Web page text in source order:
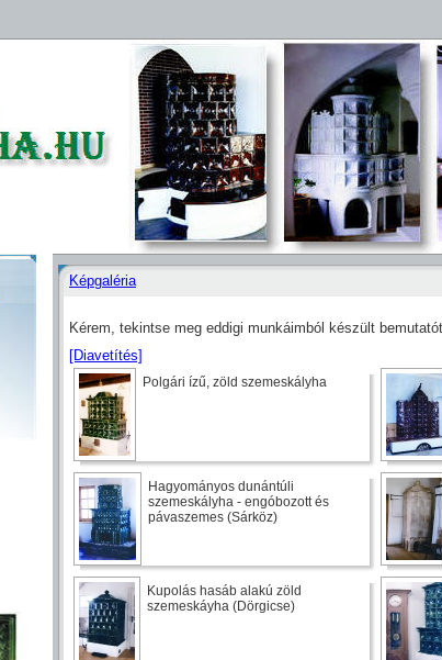
Képgaléria
Kérem, tekintse meg eddigi munkáimból készült
[Diavetítés]
Polgári ízű, zöld szemeskályha
Hagyományos dunántúli
szemeskályha - engóbozott és
pávaszemes (Sárköz)
Kupolás hasáb alakú zöld
szemeskáyha (Dörgicse)